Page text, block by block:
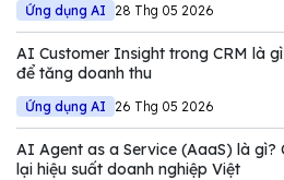
Ứng dụng AI 28 Thg 05 2026
AI Customer Insight trong CRM là
để tăng doanh thu
Ứng dụng AI 26 Thg 05 2026
AI Agent as a Service (AaaS) là
lại hiệu suất doanh nghiệp Việt